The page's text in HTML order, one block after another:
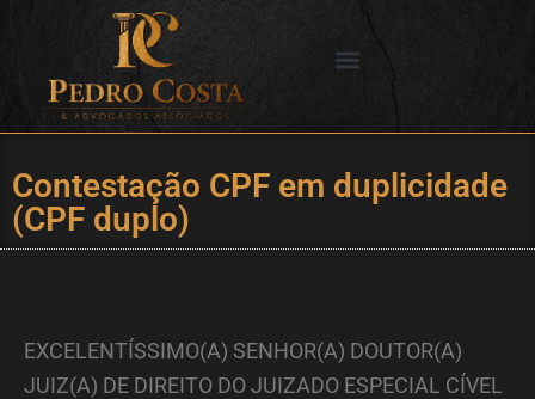
conteúdo
Contestação CPF em duplicidade
(CPF duplo)
EXCELENTÍSSIMO(A) SENHOR(A) DOUTOR(A)
JUIZ(A) DE DIREITO DO JUIZADO ESPECIAL CÍVEL